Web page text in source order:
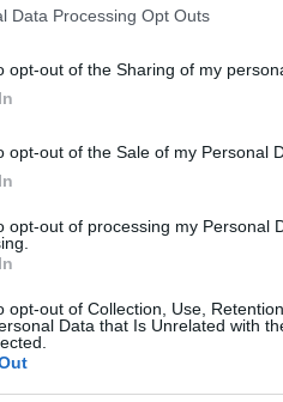
Data Processing Opt Outs
opt-out of the Sharing of my
opt-out of the Sale of my Personal
opt-out of processing my Personal
opt-out of Collection, Use,
Data that Is Unrelated with
is.
ezekre a mobilokra
17
Sony, Pixel, Nothing satöbbi.
a listán a mobilod.
gaming funkcióval
hogyan szeretnénk irányítani